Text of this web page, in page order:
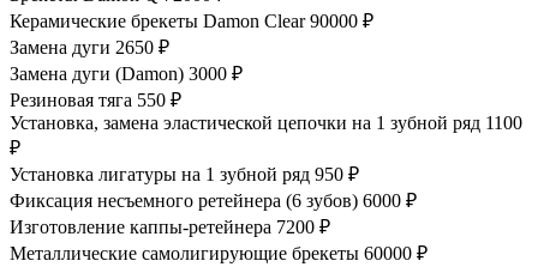
Керамические брекеты Damon Clear 90000 ₽
Замена дуги 2650 ₽
Замена дуги (Damon) 3000 ₽
Резиновая тяга 550 ₽
Установка, замена эластической цепочки на 1 зубной ряд 1100
₽
Установка лигатуры на 1 зубной ряд 950 ₽
Фиксация несъемного ретейнера (6 зубов) 6000 ₽
Изготовление каппы-ретейнера 7200 ₽
Металлические самолигирующие брекеты 60000 ₽